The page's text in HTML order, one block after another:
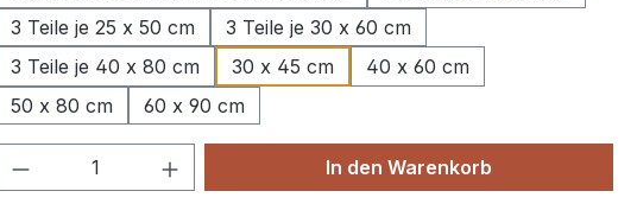
3 Teile je 25 x 50 cm
3 Teile je 30 x 60 cm
3 Teile je 40 x 80 cm
30 x 45 cm
40 x 60 cm
50 x 80 cm
60 x 90 cm
Produkt Anzahl: Gib den gewünschten Wert
In den Warenkorb